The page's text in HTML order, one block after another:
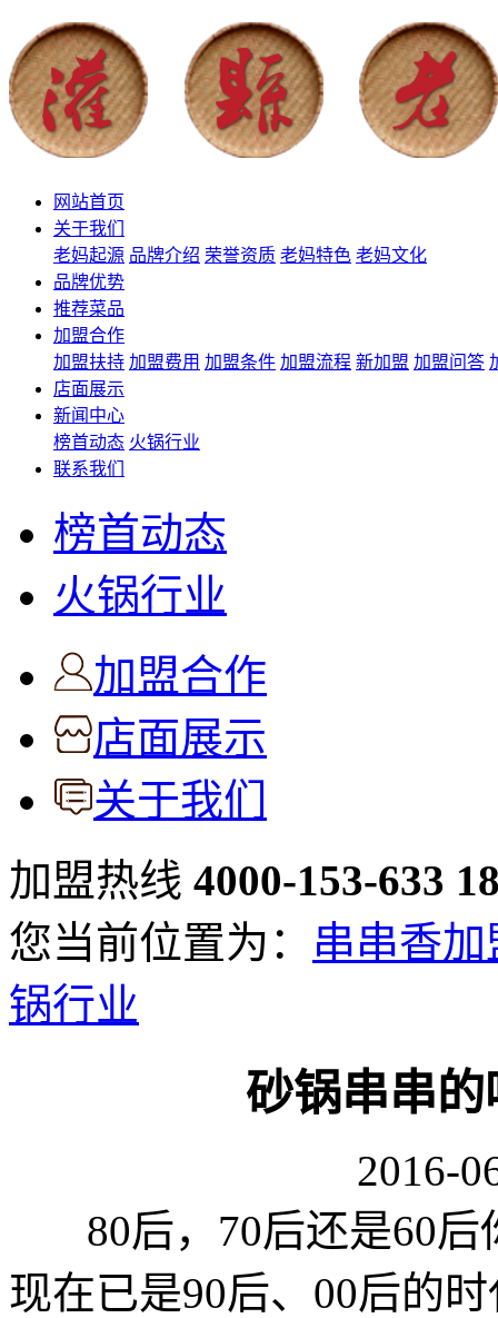
网站首页
关于我们
老妈起源 品牌介绍 荣誉资质 老妈特色 老妈文化
品牌优势
推荐菜品
加盟合作
加盟扶持 加盟费用 加盟条件 加盟流程 新加盟 加盟问答
店面展示
新闻中心
榜首动态 火锅行业
联系我们
榜首动态
火锅行业
加盟合作
店面展示
关于我们
加盟热线 4000-153-633
您当前位置为： 串串香加
锅行业
砂锅串串
2016-
80后，70后还是60后
现在已是90后、00后的